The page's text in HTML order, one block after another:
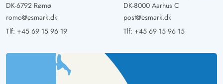
DK-6792 Rømø
romo@esmark.dk
Tlf: +45 69 15 96 19
DK-8000 Aarhus C
post@esmark.dk
Tlf: +45 69 15 96 15